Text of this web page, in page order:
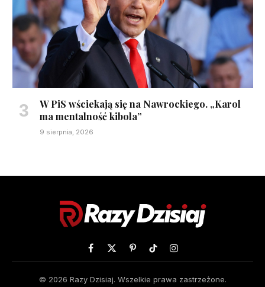
W PiS wściekają się na Nawrockiego. „Karol
ma mentalność kibola”
9 sierpnia, 2026
Facebook
X
PinterestTikTokInstagram
© 2026 Razy Dzisiaj. Wszelkie prawa zastrzeżone.